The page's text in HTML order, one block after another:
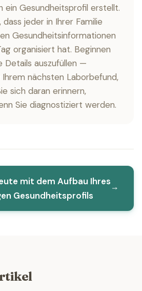
ein Gesundheitsprofil erstellt.
jeder in Ihrer Familie
Gesundheitsinformationen
organisiert hat. Beginnen
Details auszufüllen —
nächsten Laborbefund,
sich daran erinnern,
Sie diagnostiziert werden.
mit dem Aufbau Ihres
Gesundheitsprofils